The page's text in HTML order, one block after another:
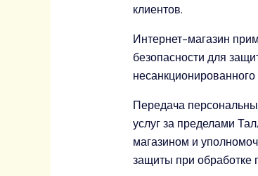
клиентов.
Интернет-магазин
безопасности для
Передача
услуг за пределами
магазином и
защиты при обработке